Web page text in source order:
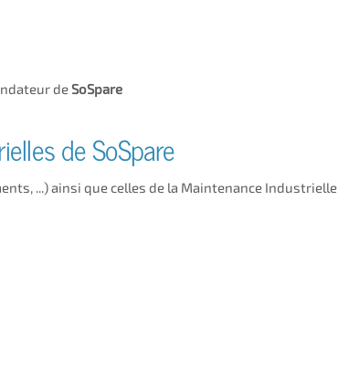
de SoSpare
de SoSpare
...) ainsi que celles de la Maintenance Industrielle.